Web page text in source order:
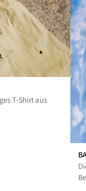
T-Shirt aus